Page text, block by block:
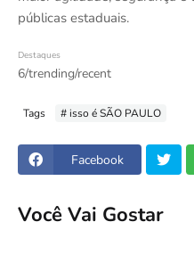
públicas estaduais.
Destaques
6/trending/recent
Tags # isso é SÃO PAULO
Facebook
Você Vai Gostar